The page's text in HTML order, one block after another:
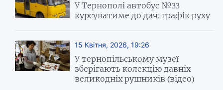
У Тернополі автобус №33
курсуватиме до дач: графік руху
15 Квітня, 2026, 19:26
У тернопільському музеї
зберігають колекцію давніх
великодніх рушників (відео)